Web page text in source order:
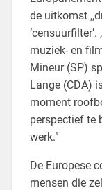
de uitkomst
muziek- en
Mineur (SP)
Lange (CDA)
moment
perspectief te
werk.”
De Europese
mensen die